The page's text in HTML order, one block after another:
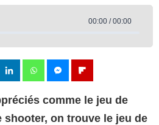
00:00 / 00:00
comme le jeu de
shooter, on trouve le jeu de